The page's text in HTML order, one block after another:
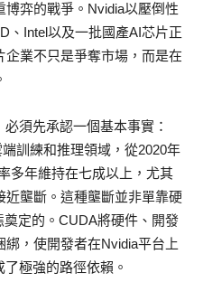
弈的戰爭。Nvidia以壓倒性
、Intel以及一批國產AI芯片正
業不只是爭奪市場，而是在
須先承認一個基本事實：
訓練和推理領域，從2020年
多年維持在七成以上，尤其
壟斷。這種壟斷並非單靠硬
定的。CUDA將硬件、開發
，使開發者在Nvidia平台上
極強的路徑依賴。